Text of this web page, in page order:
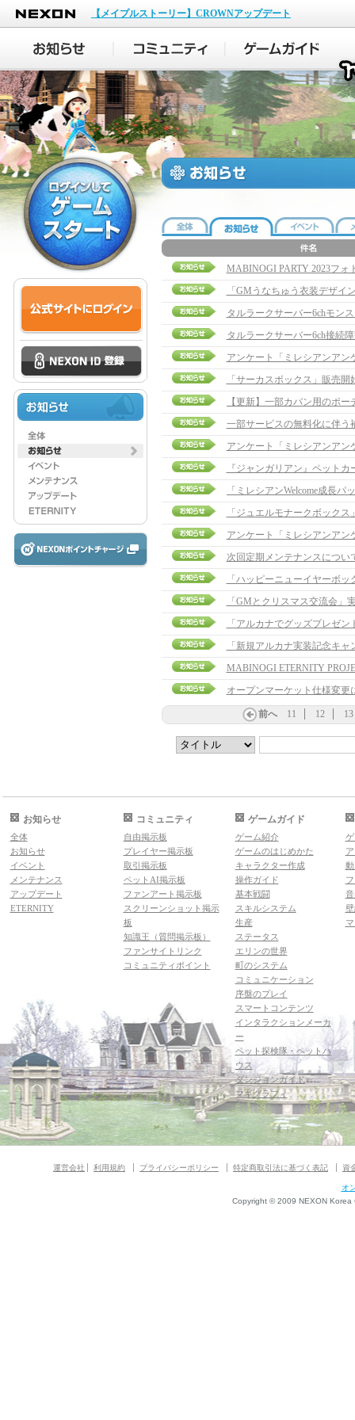
NEXON
【メイプルストーリー】CROWNアップデート
MABINOGI PARTY 2023フォ
「GMうなちゅう衣装デザイ
タルラークサーバー6chモン
タルラークサーバー6ch接続
アンケート「ミレシアンアン
「サーカスボックス」販売開
一部サービスの無料化に伴う
アンケート「ミレシアンアン
『ジャンガリアン』ペット
「ジュエルモナークボック
アンケート「ミレシアンアン
次回定期メンテナンスについ
「ハッピーニューイヤーボ
「GMとクリスマス交流会」
「アルカナでグッズプレゼ
「新規アルカナ実装記念キ
MABINOGI ETERNITY
オープンマーケット仕様変更
前へ 11 12 13
お知らせ
全体
お知らせ
イベント
メンテナンス
アップデート
ETERNITY
コミュニティ
自由掲示板
プレイヤー掲示板
取引掲示板
ペットAI掲示板
ファンアート掲示板
スクリーンショット掲示
板
知識王（質問掲示板）
ファンサイトリンク
コミュニティポイント
ゲームガイド
ゲーム紹介
ゲームのはじめかた
キャラクター作成
操作ガイド
基本戦闘
スキルシステム
生産
ステータス
エリンの世界
町のシステム
コミュニケーション
序盤のプレイ
スマートコンテンツ
インタラクションメーカ
ー
ペット探検隊・ペットハ
ウス
ダンジョンガイド
マギグラフィ
運営会社 利用規約 プライバシーポリシー 特定商取引法に基づく表記 資
オ
Copyright © 2009 NEXON Korea